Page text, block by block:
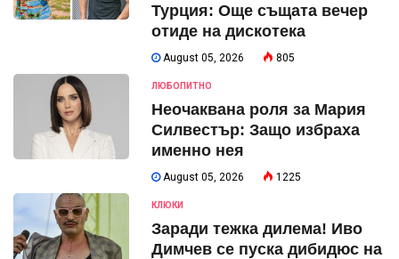
Турция: Още същата вечер
отиде на дискотека
August 05, 2026 805
ЛЮБОПИТНО
Неочаквана роля за Мария
Силвестър: Защо избраха
именно нея
August 05, 2026 1225
КЛЮКИ
Заради тежка дилема! Иво
Димчев се пуска дибидюс на